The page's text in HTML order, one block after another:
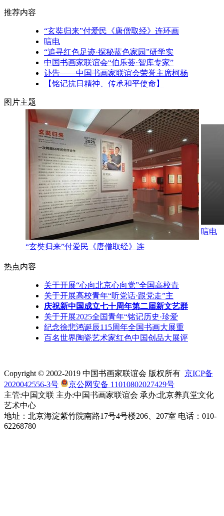
推荐内容
“玄奘归来”付爱民《唐僧取经》连环画
唁电
“追寻红色足迹·探秘蓝色家园”研学实
中国书画家联谊会“伯乐荟·智库专家”
讣告——中国书画家联谊会荣誉主席柯杨
【铭记抗日精神、传承和平使命】
图片主题
“玄奘归来”付爱民《唐僧取经》连
唁电
热点内容
关于开展“心向北京心向党”全国高校青
关于开展高校青年“听党话·跟党走”主
庆祝新中国成立七十周年第二届新文艺群
关于开展2025全国青年“铭记历史·珍爱
纪念徐悲鸿诞辰115周年全国书画大展重
百名世界陶瓷艺术家红色中国创品大展评
Copyright © 2002-2019 中国书画家联谊会 版权所有 京ICP备
2020042556-3号
京公网安备 11010802027429号
主管:中国文联 主办:中国书画家联谊会 承办:北京养真堂文化
艺术中心
地址：北京海淀紫竹院南路17号4号楼206、207室 电话：010-
62268780